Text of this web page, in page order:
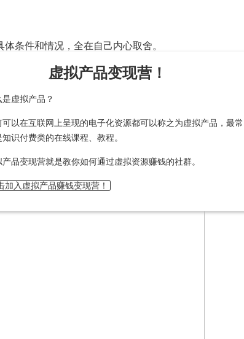
条件和情况，全在自己内心取舍。
虚拟产品变现营！
是虚拟产品？
可以在互联网上呈现的电子化资源都可以称之为虚拟产品，最常
知识付费类的在线课程、教程。
产品变现营就是教你如何通过虚拟资源赚钱的社群。
加入虚拟产品赚钱变现营！